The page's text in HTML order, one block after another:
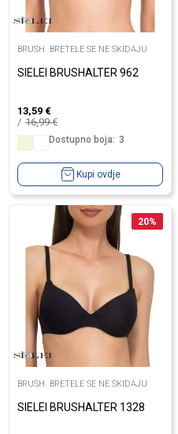
BRUSH. BRETELE SE NE SKIDAJU
SIELEI BRUSHALTER 962
13,59 €
16,99€
Dostupno boja: 3
Kupi ovdje
20%
BRUSH. BRETELE SE NE SKIDAJU
SIELEI BRUSHALTER 1328